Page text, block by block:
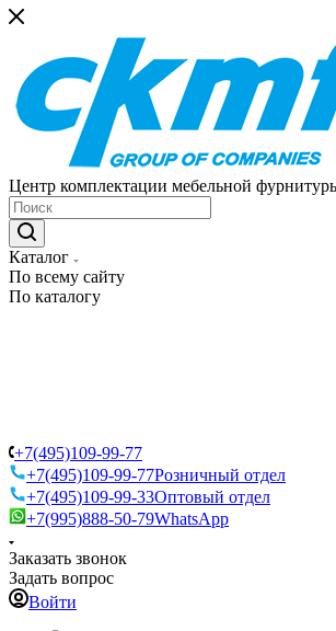
Центр комплектации мебельной
Каталог
По всему сайту
По каталогу
+7(495)109-99-77
+7(495)109-99-77Розничный отдел
+7(495)109-99-33Оптовый отдел
+7(995)888-50-79WhatsApp
Заказать звонок
Задать вопрос
Войти